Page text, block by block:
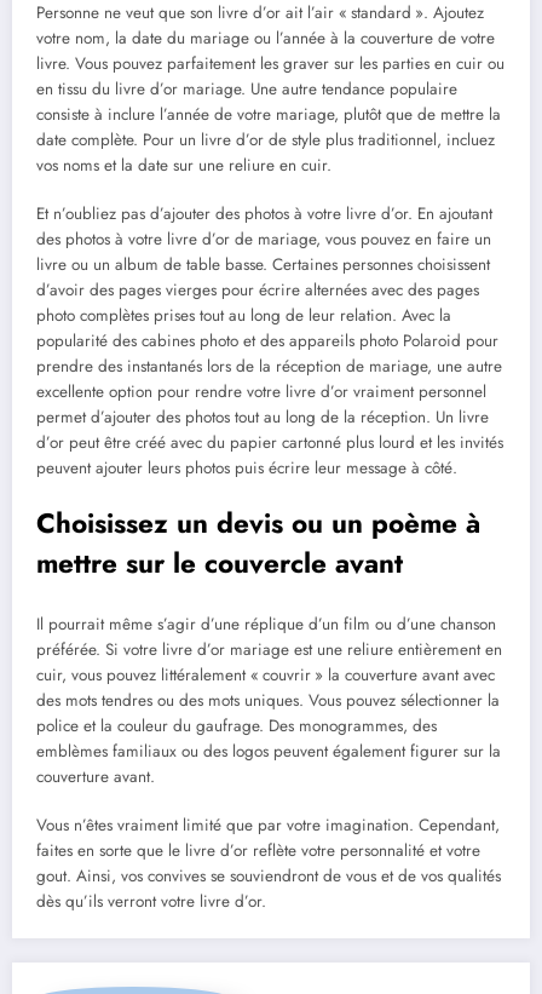
Personne ne veut que son livre d’or ait l’air « standard ». Ajoutez
votre nom, la date du mariage ou l’année à la couverture de votre
livre. Vous pouvez parfaitement les graver sur les parties en cuir ou
en tissu du livre d’or mariage. Une autre tendance populaire
consiste à inclure l’année de votre mariage, plutôt que de mettre la
date complète. Pour un livre d’or de style plus traditionnel, incluez
vos noms et la date sur une reliure en cuir.
Et n’oubliez pas d’ajouter des photos à votre livre d’or. En ajoutant
des photos à votre livre d’or de mariage, vous pouvez en faire un
livre ou un album de table basse. Certaines personnes choisissent
d’avoir des pages vierges pour écrire alternées avec des pages
photo complètes prises tout au long de leur relation. Avec la
popularité des cabines photo et des appareils photo Polaroid pour
prendre des instantanés lors de la réception de mariage, une autre
excellente option pour rendre votre livre d’or vraiment personnel
permet d’ajouter des photos tout au long de la réception. Un livre
d’or peut être créé avec du papier cartonné plus lourd et les invités
peuvent ajouter leurs photos puis écrire leur message à côté.
Choisissez un devis ou un poème à
mettre sur le couvercle avant
Il pourrait même s’agir d’une réplique d’un film ou d’une chanson
préférée. Si votre livre d’or mariage est une reliure entièrement en
cuir, vous pouvez littéralement « couvrir » la couverture avant avec
des mots tendres ou des mots uniques. Vous pouvez sélectionner la
police et la couleur du gaufrage. Des monogrammes, des
emblèmes familiaux ou des logos peuvent également figurer sur la
couverture avant.
Vous n’êtes vraiment limité que par votre imagination. Cependant,
faites en sorte que le livre d’or reflète votre personnalité et votre
gout. Ainsi, vos convives se souviendront de vous et de vos qualités
dès qu’ils verront votre livre d’or.